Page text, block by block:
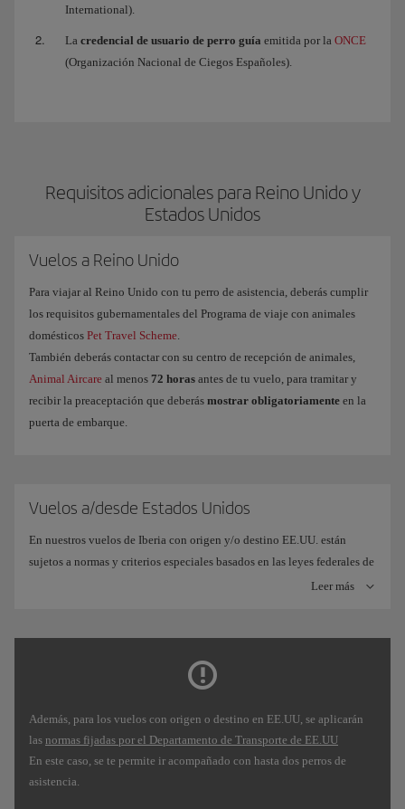
International).
La credencial de usuario de perro guía emitida por la ONCE
(Organización Nacional de Ciegos Españoles).
Requisitos adicionales para Reino Unido y
Estados Unidos
Vuelos a Reino Unido
Para viajar al Reino Unido con tu perro de asistencia, deberás cumplir
los requisitos gubernamentales del Programa de viaje con animales
domésticos Pet Travel Scheme.
También deberás contactar con su centro de recepción de animales,
Animal Aircare al menos 72 horas antes de tu vuelo, para tramitar y
recibir la preaceptación que deberás mostrar obligatoriamente en la
puerta de embarque.
Vuelos a/desde Estados Unidos
En nuestros vuelos de Iberia con origen y/o destino EE.UU. están
sujetos a normas y criterios especiales basados en las leyes federales de
EE.UU. que rigen los animales de servicio, (disposiciones de 14 CFR
En Iberia se considera perro de asistencia a cualquier perro, al
margen de su raza o tipo, que esté entrenado para desarrollar un
trabajo o tareas en favor de una persona con discapacidad, ya
discapacidad mental. En estos casos, se puede ir acompañado
de un máximo de dos perros por persona.
Preferentemente, comunícanos con al menos 48 horas de
Leer más
Además, para los vuelos con origen o destino en EE.UU, se aplicarán
las normas fijadas por el Departamento de Transporte de EE.UU
En este caso, se te permite ir acompañado con hasta dos perros de
asistencia.